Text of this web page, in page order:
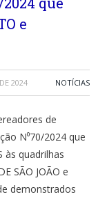
e
2024 NOTÍCIAS
de
N⁰70/2024 que
às quadrilhas
SÃO JOÃO e
demonstrados